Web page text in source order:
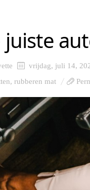
juiste
vrijdag, juli 14,
, rubberen mat